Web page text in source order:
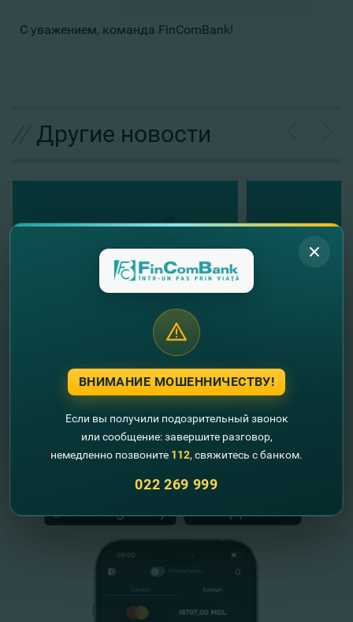
С уважением, команда FinComBank!
Другие новости
"FinComBank" S.A. является членом
Республики Молдова
FinComPay Mobile
ВНИМАНИЕ МОШЕННИЧЕСТВУ!
Если вы получили подозрительный звонок
или сообщение: завершите разговор,
немедленно позвоните 112, свяжитесь с банком.
022 269 999